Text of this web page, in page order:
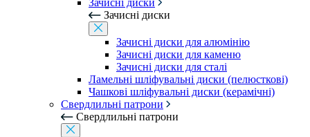
Зачисні диски
Зачисні диски
Зачисні диски для алюмінію
Зачисні диски для каменю
Зачисні диски для сталі
Ламельні шліфувальні диски (пелюсткові)
Чашкові шліфувальні диски (керамічні)
Свердлильні патрони
Свердлильні патрони